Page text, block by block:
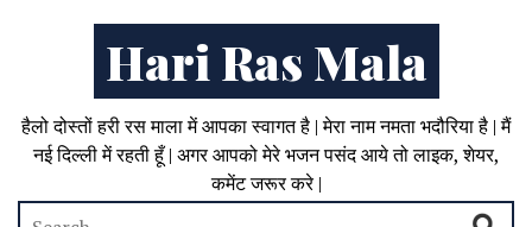
Hari Ras Mala
हैलो दोस्तों हरी रस माला में आपका स्वागत है | मेरा नाम नमता भदौरिया है | मैं
नई दिल्ली में रहती हूँ | अगर आपको मेरे भजन पसंद आये तो लाइक, शेयर,
कमेंट जरूर करे |